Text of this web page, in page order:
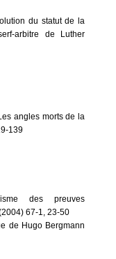
du statut de la
arbitre de Luther
angles morts de la
139
des preuves
67-1, 23-50
de Hugo Bergmann